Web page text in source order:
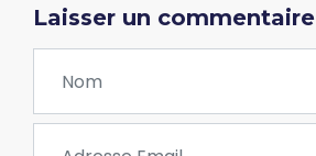
Laisser un commentaire